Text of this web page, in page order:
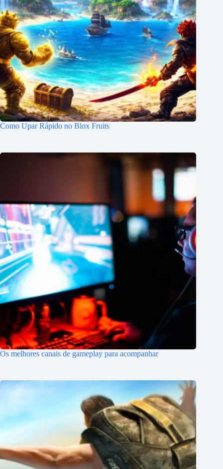
Como Upar Rápido no Blox Fruits
Os melhores canais de gameplay para acompanhar